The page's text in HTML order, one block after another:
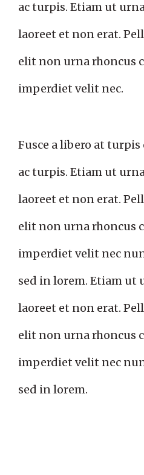
ac turpis. Etiam ut
laoreet et non erat.
elit non urna rhoncus
imperdiet velit nec.
Fusce a libero at
ac turpis. Etiam ut
laoreet et non erat.
elit non urna rhoncus
imperdiet velit nec
sed in lorem. Etiam ut
laoreet et non erat.
elit non urna rhoncus
imperdiet velit nec
sed in lorem.